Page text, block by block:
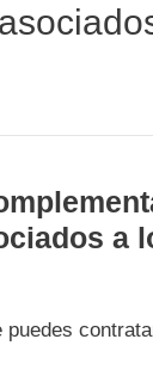
a
puedes